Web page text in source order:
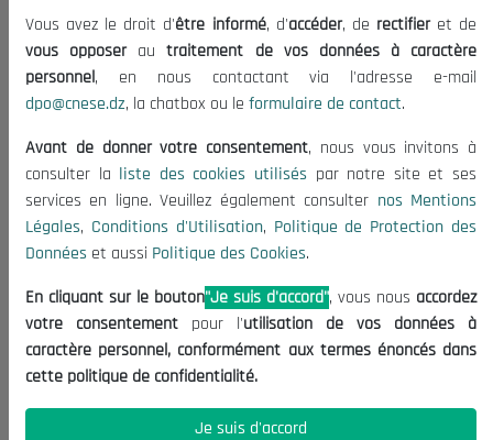
Informations utiles
Appels d'offres et Consultations
Mentions Légales
Conditions d'Utilisation
Politique de Protection des Données
Politique des Cookies
Nous Contacter
(+213) 021 98 01 00|01|02
contact@cnese.dz
Suggestions ou Initiatives ?
Newsletter
dernières nouvelles.
Vous avez le droit d'être informé, d'accéder, de rectifieret de
vous opposerautraitement de vos données à caractère
personnel, en nous contactant via l'adresse e-mail
dpo@cnese.dz, la chatbox ou le formulaire de contact.
Avant de donner votre consentement, nous vous invitons à
consulter la liste des cookies utilisés par notre site et ses
services en ligne. Veuillez également consulter nos Mentions
Légales, Conditions d'Utilisation, Politique de Protection des
Données et aussi Politique des Cookies.
En cliquant sur le bouton"Je suis d'accord", vous nous accordez
votre consentement pour l'utilisation de vos données à
caractère personnel, conformément aux termes énoncés dans
cette politique de confidentialité.
Je suis d'accord